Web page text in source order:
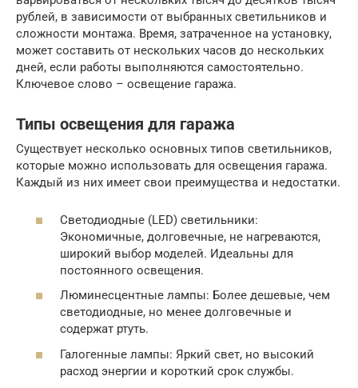
рублей, в зависимости от выбранных светильников и
сложности монтажа. Время, затраченное на установку,
может составить от нескольких часов до нескольких
дней, если работы выполняются самостоятельно.
Ключевое слово – освещение гаража.
Типы освещения для гаража
Существует несколько основных типов светильников,
которые можно использовать для освещения гаража.
Каждый из них имеет свои преимущества и недостатки.
Светодиодные (LED) светильники:
Экономичные, долговечные, не нагреваются,
широкий выбор моделей. Идеальны для
постоянного освещения.
Люминесцентные лампы: Более дешевые, чем
светодиодные, но менее долговечные и
содержат ртуть.
Галогенные лампы: Яркий свет, но высокий
расход энергии и короткий срок службы.